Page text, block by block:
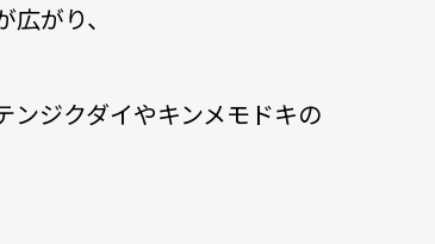
がり、
ンジクダイやキンメモドキの